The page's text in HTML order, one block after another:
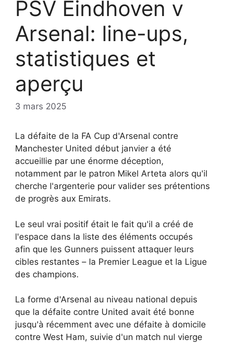
PSV Eindhoven v
Arsenal: line-ups,
statistiques et
aperçu
3 mars 2025
La défaite de la FA Cup d'Arsenal contre
Manchester United début janvier a été
accueillie par une énorme déception,
notamment par le patron Mikel Arteta alors qu'il
cherche l'argenterie pour valider ses prétentions
de progrès aux Emirats.
Le seul vrai positif était le fait qu'il a créé de
l'espace dans la liste des éléments occupés
afin que les Gunners puissent attaquer leurs
cibles restantes – la Premier League et la Ligue
des champions.
La forme d'Arsenal au niveau national depuis
que la défaite contre United avait été bonne
jusqu'à récemment avec une défaite à domicile
contre West Ham, suivie d'un match nul vierge